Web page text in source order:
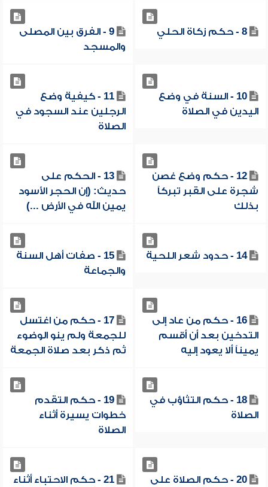
8 - حكم زكاة الحلي
9 - الفرق بين المصلى
والمسجد
10 - السنة في وضع
اليدين في الصلاة
11 - كيفية وضع
الرجلين عند السجود في
الصلاة
12 - حكم وضع غصن
شجرة على القبر تبركاً
بذلك
13 - الحكم على
حديث: (إن الحجر الأسود
يمين الله في الأرض ...)
14 - حدود شعر اللحية
15 - صفات أهل السنة
والجماعة
16 - حكم من عاد إلى
التدخين بعد أن أقسم
يميناً ألا يعود إليه
17 - حكم من اغتسل
للجمعة ولم ينو الوضوء
ثم ذكر بعد صلاة الجمعة
18 - حكم التثاؤب في
الصلاة
19 - حكم التقدم
خطوات يسيرة أثناء
الصلاة
20 - حكم الصلاة على 21 - حكم الاحتباء أثناء